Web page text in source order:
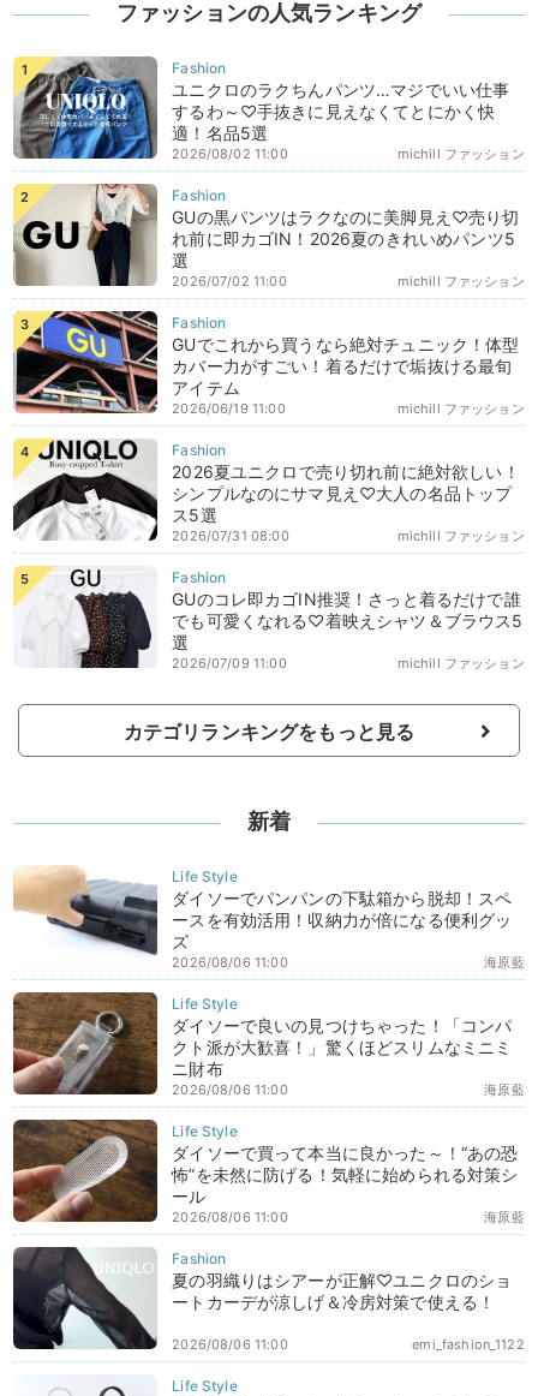
ファッションの人気ランキング
ユニクロのラクちんパンツ…マジでいい仕事
するわ～♡手抜きに見えなくてとにかく快
適！名品5選
michill ファッション
2026/08/02 11:00
GUの黒パンツはラクなのに美脚見え♡売り切
れ前に即カゴIN！2026夏のきれいめパンツ5
選
michill ファッション
2026/07/02 11:00
GUでこれから買うなら絶対チュニック！体型
カバー力がすごい！着るだけで垢抜ける最旬
アイテム
michill ファッション
2026/06/19 11:00
2026夏ユニクロで売り切れ前に絶対欲しい！
シンプルなのにサマ見え♡大人の名品トップ
ス5選
michill ファッション
2026/07/31 08:00
GUのコレ即カゴIN推奨！さっと着るだけで誰
でも可愛くなれる♡着映えシャツ＆ブラウス5
選
michill ファッション
2026/07/09 11:00
カテゴリランキングをもっと見る
新着
ダイソーでパンパンの下駄箱から脱却！スペ
ースを有効活用！収納力が倍になる便利グッ
ズ
海原藍
2026/08/06 11:00
ダイソーで良いの見つけちゃった！「コンパ
クト派が大歓喜！」驚くほどスリムなミニミ
ニ財布
海原藍
2026/08/06 11:00
ダイソーで買って本当に良かった～！“あの恐
怖”を未然に防げる！気軽に始められる対策シ
ール
海原藍
2026/08/06 11:00
夏の羽織りはシアーが正解♡ユニクロのショ
ートカーデが涼しげ＆冷房対策で使える！
emi_fashion_1122
2026/08/06 11:00